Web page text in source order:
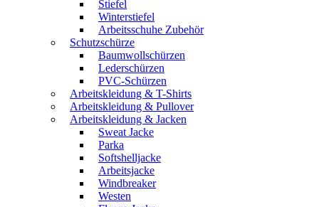
Stiefel
Winterstiefel
Arbeitsschuhe Zubehör
Schutzschürze
Baumwollschürzen
Lederschürzen
PVC-Schürzen
Arbeitskleidung & T-Shirts
Arbeitskleidung & Pullover
Arbeitskleidung & Jacken
Sweat Jacke
Parka
Softshelljacke
Arbeitsjacke
Windbreaker
Westen